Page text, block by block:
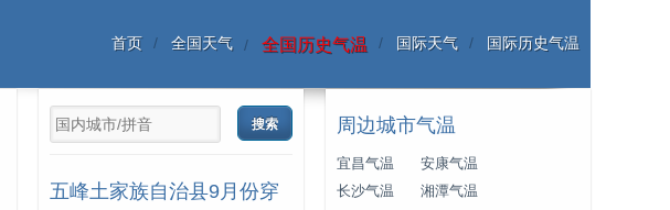
首页 全国天气 全国历史气温 国际天气 国际历史气温
五峰土家族自治县9月份穿
周边城市气温
宜昌气温
安康气温
长沙气温
湘潭气温